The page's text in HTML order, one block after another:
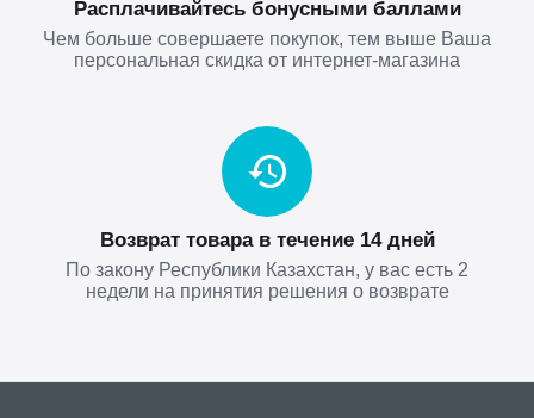
Расплачивайтесь бонусными баллами
Чем больше совершаете покупок, тем выше Ваша
персональная скидка от интернет-магазина
Возврат товара в течение 14 дней
По закону Республики Казахстан, у вас есть 2
недели на принятия решения о возврате